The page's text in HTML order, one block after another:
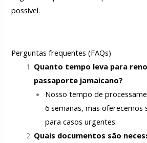
possível.
Perguntas frequentes (FAQs)
Quanto tempo leva para
passaporte jamaicano?
Nosso tempo de
6 semanas, mas oferecemos
para casos urgentes.
Quais documentos são